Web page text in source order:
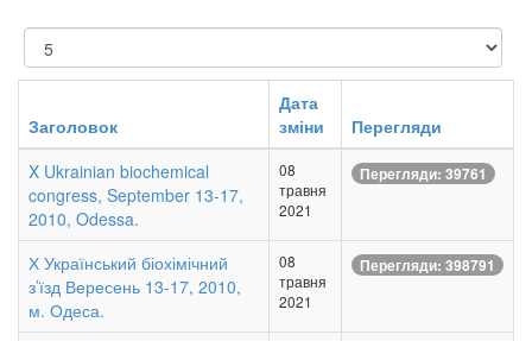
Показувати
Заголовок
Дата
зміни
Перегляди
X Ukrainian biochemical
congress, September 13-17,
2010, Odessa.
08
травня
2021
Перегляди: 39761
Х Український біохімічний
з’їзд Вересень 13-17, 2010,
м. Одеса.
08
травня
2021
Перегляди: 398791